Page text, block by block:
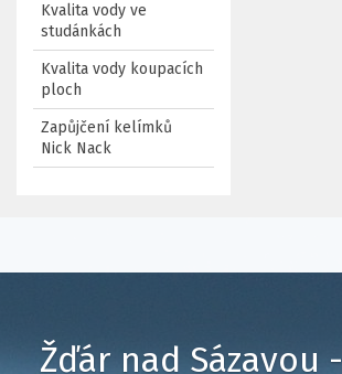
Kvalita vody ve
studánkách
Kvalita vody koupacích
ploch
Zapůjčení kelímků
Nick Nack
Žďár nad Sázavou -